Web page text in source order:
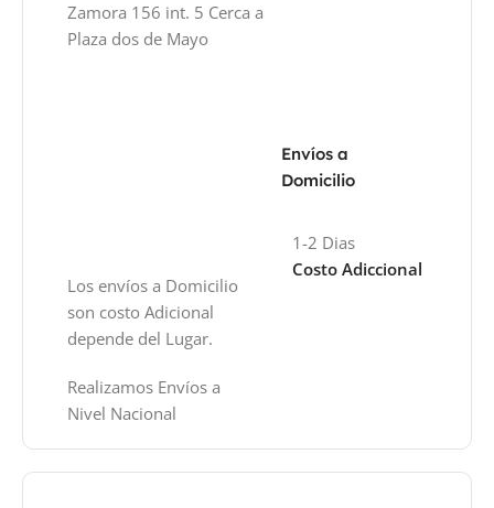
Zamora 156 int. 5 Cerca a
Plaza dos de Mayo
Envíos a
Domicilio
Los envíos a Domicilio
son costo Adicional
depende del Lugar.
Realizamos Envíos a
Nivel Nacional
1-2 Dias
Costo Adiccional